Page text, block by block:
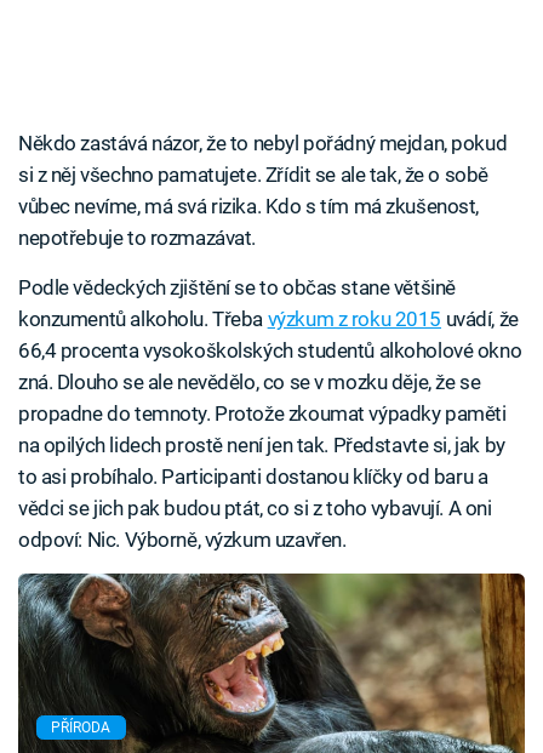
Někdo zastává názor, že to nebyl pořádný mejdan, pokud
si z něj všechno pamatujete. Zřídit se ale tak, že o sobě
vůbec nevíme, má svá rizika. Kdo s tím má zkušenost,
nepotřebuje to rozmazávat.
Podle vědeckých zjištění se to občas stane většině
konzumentů alkoholu. Třeba výzkum z roku 2015 uvádí, že
66,4 procenta vysokoškolských studentů alkoholové okno
zná. Dlouho se ale nevědělo, co se v mozku děje, že se
propadne do temnoty. Protože zkoumat výpadky paměti
na opilých lidech prostě není jen tak. Představte si, jak by
to asi probíhalo. Participanti dostanou klíčky od baru a
vědci se jich pak budou ptát, co si z toho vybavují. A oni
odpoví: Nic. Výborně, výzkum uzavřen.
PŘÍRODA